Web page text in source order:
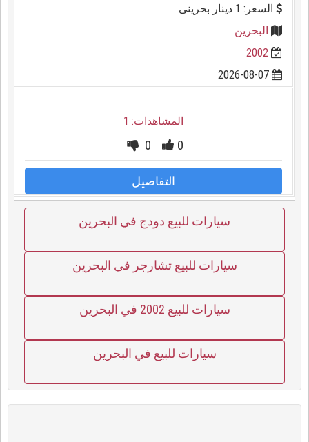
السعر: 1 دينار بحرينى
البحرين
2002
المشاهدات: 1
0
0
التفاصيل
سيارات للبيع دودج في البحرين
سيارات للبيع تشارجر في البحرين
سيارات للبيع 2002 في البحرين
سيارات للبيع في البحرين